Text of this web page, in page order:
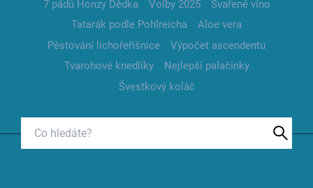
7 pádů Honzy Dědka
Volby 2025
Svařené víno
Tatarák podle Pohlreicha
Aloe vera
Pěstování lichořeřišnice
Výpočet ascendentu
Tvarohové knedlíky
Nejlepší palačinky
Švestkový koláč